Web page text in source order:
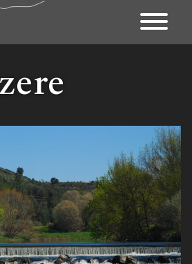
Território
Património
Mapa Interativo
Ações
Documental
Contactos & Links